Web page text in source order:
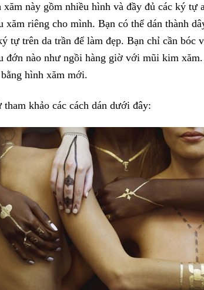
xăm này gồm nhiều hình và đầy đủ các ký tự
xăm riêng cho mình. Bạn có thể dán thành
tự trên da trần để làm đẹp. Bạn chỉ cần bóc
đớn nào như ngồi hàng giờ với mũi kim
hình xăm mới.
tham khảo các cách dán dưới đây: